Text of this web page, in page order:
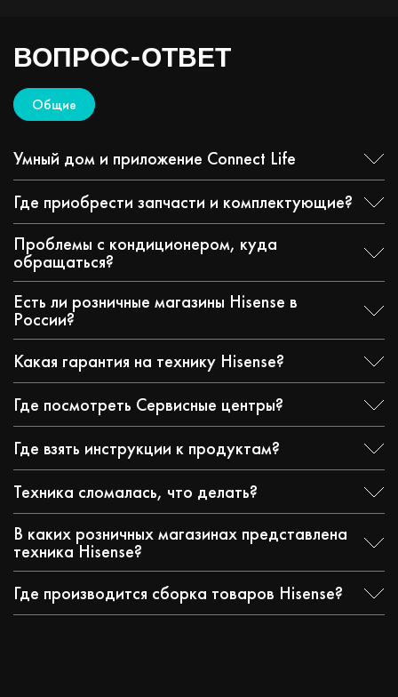
ВОПРОС-ОТВЕТ
Общие
Умный дом и приложение Connect Life
Где приобрести запчасти и комплектующие?
Проблемы с кондиционером, куда
обращаться?
Есть ли розничные магазины Hisense в
России?
Какая гарантия на технику Hisense?
Где посмотреть Сервисные центры?
Где взять инструкции к продуктам?
Техника сломалась, что делать?
В каких розничных магазинах представлена
техника Hisense?
Где производится сборка товаров Hisense?